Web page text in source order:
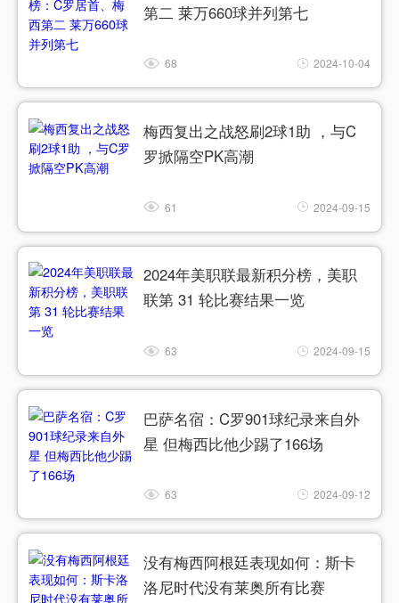
第二 莱万660球并列第七
68 2024-10-04
梅西复出之战怒刷2球1助 ，与C
罗掀隔空PK高潮
61 2024-09-15
2024年美职联最新积分榜，美职
联第 31 轮比赛结果一览
63 2024-09-15
巴萨名宿：C罗901球纪录来自外
星 但梅西比他少踢了166场
63 2024-09-12
没有梅西阿根廷表现如何：斯卡
洛尼时代没有莱奥所有比赛